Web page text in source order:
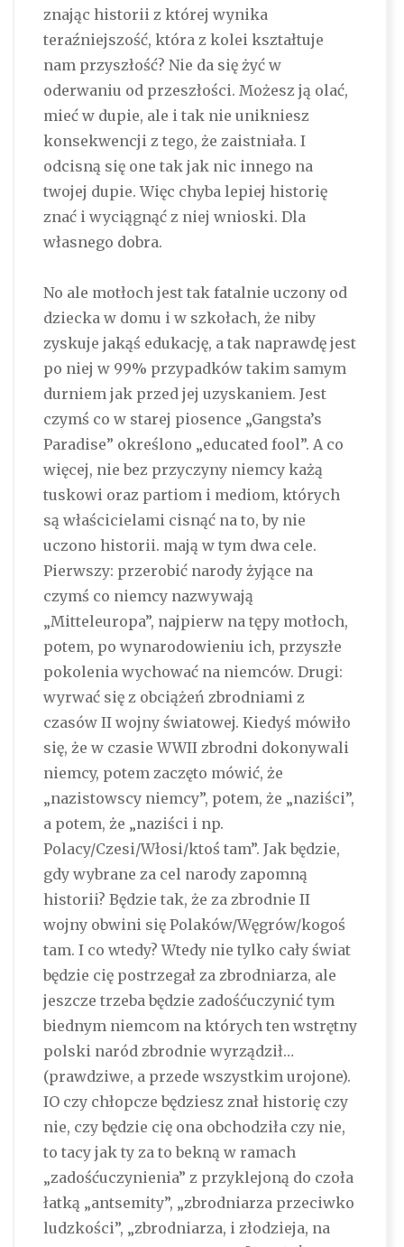
znając historii z której wynika
teraźniejszość, która z kolei kształtuje
nam przyszłość? Nie da się żyć w
oderwaniu od przeszłości. Możesz ją olać,
mieć w dupie, ale i tak nie unikniesz
konsekwencji z tego, że zaistniała. I
odcisną się one tak jak nic innego na
twojej dupie. Więc chyba lepiej historię
znać i wyciągnąć z niej wnioski. Dla
własnego dobra.
No ale motłoch jest tak fatalnie uczony od
dziecka w domu i w szkołach, że niby
zyskuje jakąś edukację, a tak naprawdę jest
po niej w 99% przypadków takim samym
durniem jak przed jej uzyskaniem. Jest
czymś co w starej piosence „Gangsta’s
Paradise” określono „educated fool”. A co
więcej, nie bez przyczyny niemcy każą
tuskowi oraz partiom i mediom, których
są właścicielami cisnąć na to, by nie
uczono historii. mają w tym dwa cele.
Pierwszy: przerobić narody żyjące na
czymś co niemcy nazwywają
„Mitteleuropa”, najpierw na tępy motłoch,
potem, po wynarodowieniu ich, przyszłe
pokolenia wychować na niemców. Drugi:
wyrwać się z obciążeń zbrodniami z
czasów II wojny światowej. Kiedyś mówiło
się, że w czasie WWII zbrodni dokonywali
niemcy, potem zaczęto mówić, że
„nazistowscy niemcy”, potem, że „naziści”,
a potem, że „naziści i np.
Polacy/Czesi/Włosi/ktoś tam”. Jak będzie,
gdy wybrane za cel narody zapomną
historii? Będzie tak, że za zbrodnie II
wojny obwini się Polaków/Węgrów/kogoś
tam. I co wtedy? Wtedy nie tylko cały świat
będzie cię postrzegał za zbrodniarza, ale
jeszcze trzeba będzie zadośćuczynić tym
biednym niemcom na których ten wstrętny
polski naród zbrodnie wyrządził…
(prawdziwe, a przede wszystkim urojone).
IO czy chłopcze będziesz znał historię czy
nie, czy będzie cię ona obchodziła czy nie,
to tacy jak ty za to bekną w ramach
„zadośćuczynienia” z przyklejoną do czoła
łatką „antsemity”, „zbrodniarza przeciwko
ludzkości”, „zbrodniarza, i złodzieja, na